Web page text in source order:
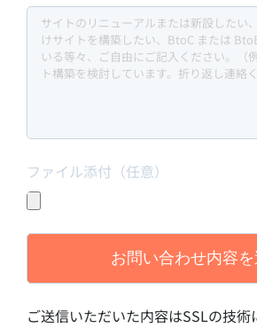
ファイル添付（任意）
ご送信いただいた内容はSSLの技術